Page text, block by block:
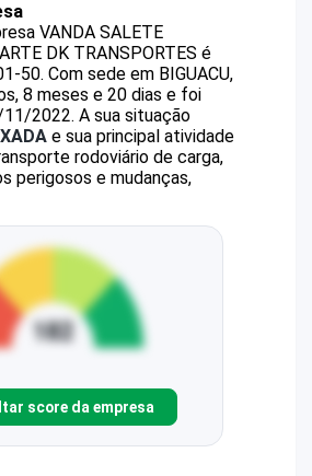
VANDA SALETE
DK TRANSPORTES é
50. Com sede em BIGUACU,
8 meses e 20 dias e foi
11/2022. A sua situação
e sua principal atividade
rodoviário de carga,
perigosos e mudanças,
score da empresa